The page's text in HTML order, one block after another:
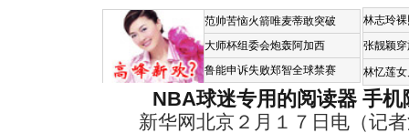
范帅苦恼火箭唯麦蒂敢突破
大师杯组委会炮轰阿加西
鲁能申诉失败郑智全球禁赛
林志玲
张靓颖
林忆莲
NBA球迷专用的阅读器 手机
新华网北京２月１７日电（记者